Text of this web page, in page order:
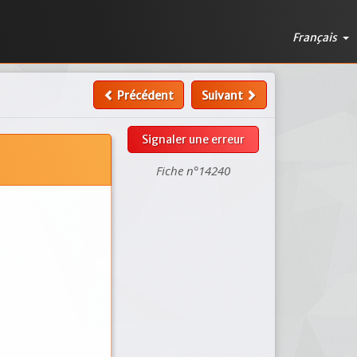
Français
Précédent Suivant
Signaler une erreur
Fiche n°14240